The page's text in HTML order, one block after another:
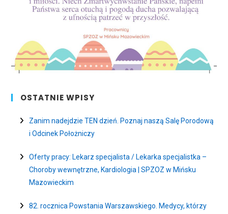
OSTATNIE WPISY
Zanim nadejdzie TEN dzień. Poznaj naszą Salę Porodową
i Odcinek Położniczy
Oferty pracy: Lekarz specjalista / Lekarka specjalistka –
Choroby wewnętrzne, Kardiologia | SPZOZ w Mińsku
Mazowieckim
82. rocznica Powstania Warszawskiego. Medycy, którzy